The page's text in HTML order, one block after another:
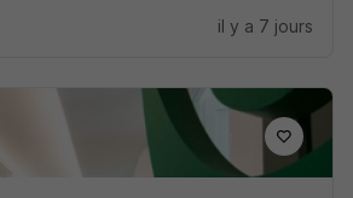
il y a 7 jours